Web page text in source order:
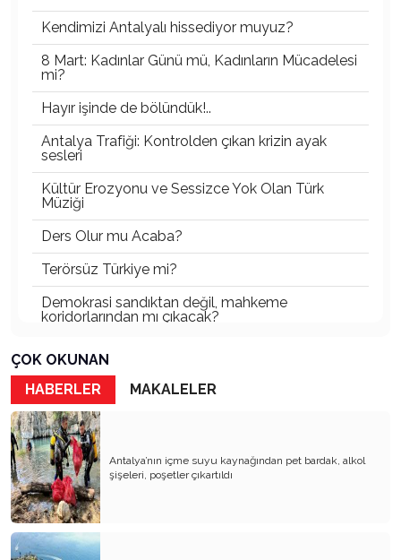
Kendimizi Antalyalı hissediyor muyuz?
8 Mart: Kadınlar Günü mü, Kadınların Mücadelesi
mi?
Hayır işinde de bölündük!..
Antalya Trafiği: Kontrolden çıkan krizin ayak
sesleri
Kültür Erozyonu ve Sessizce Yok Olan Türk
Müziği
Ders Olur mu Acaba?
Terörsüz Türkiye mi?
Demokrasi sandıktan değil, mahkeme
koridorlarından mı çıkacak?
Gazetecinin kaderi!..
Turizmde Herşey Dahil Sistemi tartışılmalı
MB Başkanı ve Şimşek’e
Padişahın Vergi Deneyi!..
Erdoğan ve Özel’e açık mektup!..
Bahçeli siyasetin zirvesine oturdu!..
Artık yeter!.. Başka Antalya yok!..
ÇOK OKUNAN
HABERLER
MAKALELER
Antalya’nın içme suyu kaynağından pet bardak, alkol
şişeleri, poşetler çıkartıldı